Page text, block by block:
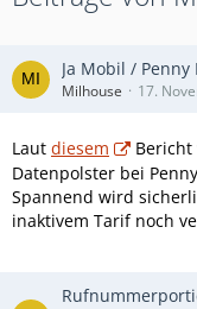
Ja Mobil /
Milhouse 17.
Laut diesem
Bericht
Datenpolster bei
Spannend wird
inaktivem Tarif noch